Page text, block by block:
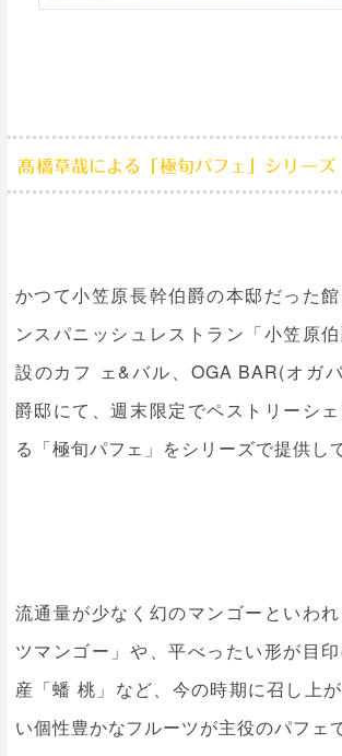
髙橋草哉による「極旬パフェ」シリーズ
かつて小笠原長幹伯爵の本邸だった
ンスパニッシュレストラン「小笠原
設のカフ ェ&バル、OGA BAR(オガ
爵邸にて、週末限定でペストリーシ
る「極旬パフェ」をシリーズで提供し
流通量が少なく幻のマンゴーといわ
ツマンゴー」や、平べったい形が目
産「蟠 桃」など、今の時期に召し上
い個性豊かなフルーツが主役のパフェ